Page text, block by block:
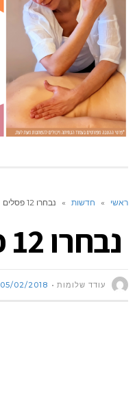
ראשי » חדשות » נבחרו 12 פסלים
נבחרו 12 פסלים
עודד שלומות 05/02/2018